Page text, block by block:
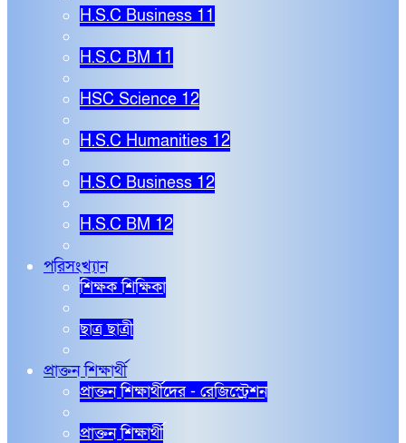
H.S.C Business 11
H.S.C BM 11
HSC Science 12
H.S.C Humanities 12
H.S.C Business 12
H.S.C BM 12
পরিসংখ্যান
শিক্ষক শিক্ষিকা
ছাত্র ছাত্রী
প্রাক্তন শিক্ষার্থী
প্রাক্তন শিক্ষার্থীদের - রেজিস্ট্রেশন
প্রাক্তন শিক্ষার্থী